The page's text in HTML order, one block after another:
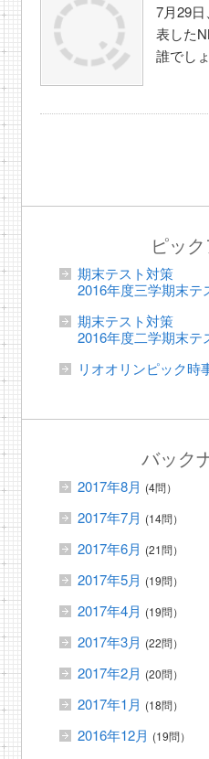
7月29
表した
誰でし
ピッ
期末テスト対策
2016年度三学期末テ
期末テスト対策
2016年度二学期末テ
リオオリンピック時
バック
2017年8月 (4問）
2017年7月 (14問）
2017年6月 (21問）
2017年5月 (19問）
2017年4月 (19問）
2017年3月 (22問）
2017年2月 (20問）
2017年1月 (18問）
2016年12月 (19問）